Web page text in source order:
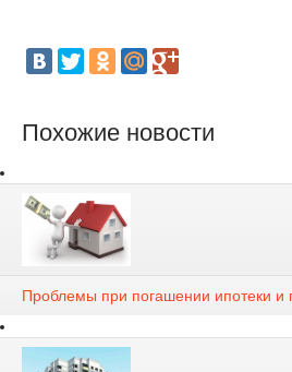
Похожие новости
Проблемы при погашении ипотеки и